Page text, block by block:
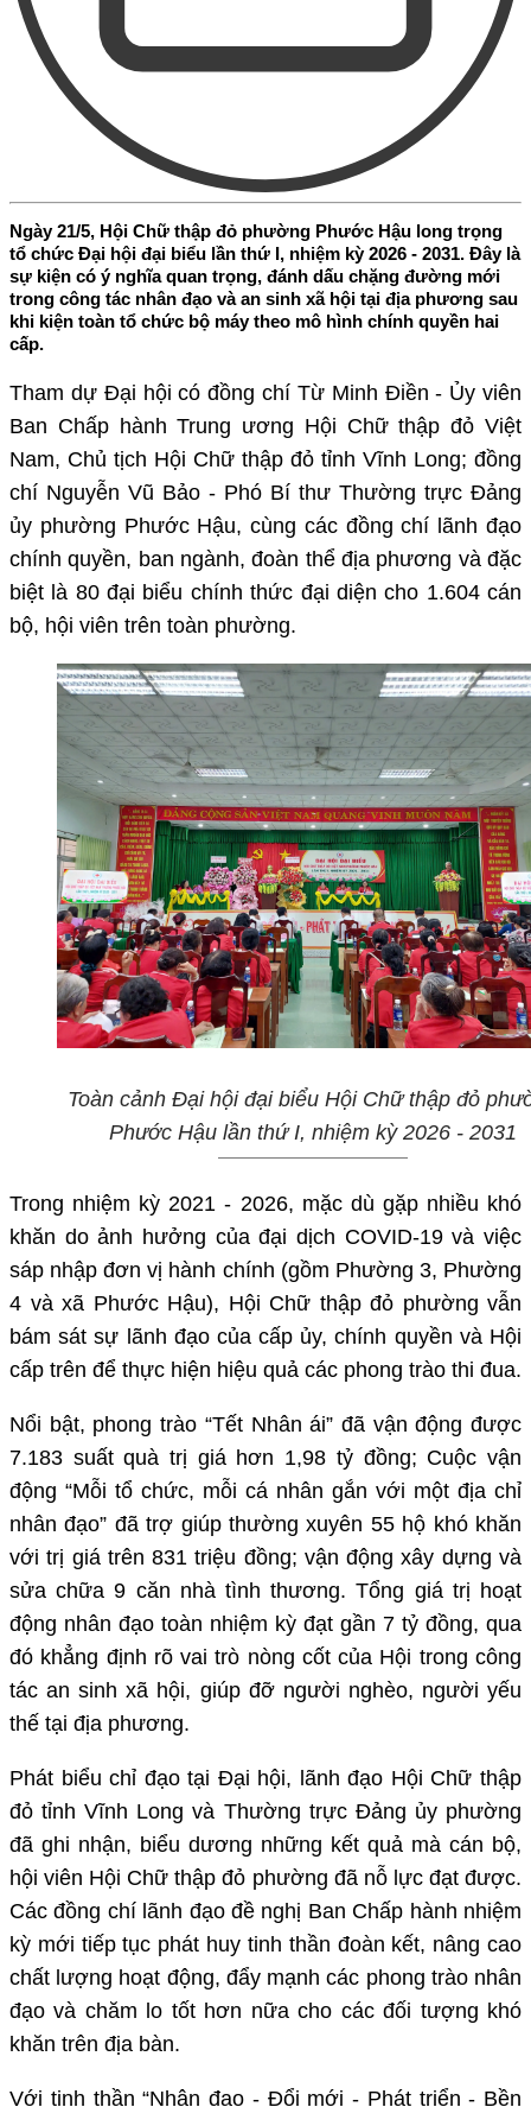
Ngày 21/5, Hội Chữ thập đỏ phường Phước Hậu long trọng
tổ chức Đại hội đại biểu lần thứ I, nhiệm kỳ 2026 - 2031. Đây là
sự kiện có ý nghĩa quan trọng, đánh dấu chặng đường mới
trong công tác nhân đạo và an sinh xã hội tại địa phương sau
khi kiện toàn tổ chức bộ máy theo mô hình chính quyền hai
cấp.
Tham dự Đại hội có đồng chí Từ Minh Điền - Ủy viên
Ban Chấp hành Trung ương Hội Chữ thập đỏ Việt
Nam, Chủ tịch Hội Chữ thập đỏ tỉnh Vĩnh Long; đồng
chí Nguyễn Vũ Bảo - Phó Bí thư Thường trực Đảng
ủy phường Phước Hậu, cùng các đồng chí lãnh đạo
chính quyền, ban ngành, đoàn thể địa phương và đặc
biệt là 80 đại biểu chính thức đại diện cho 1.604 cán
bộ, hội viên trên toàn phường.
Toàn cảnh Đại hội đại biểu Hội Chữ thập đỏ
Phước Hậu lần thứ I, nhiệm kỳ 2026 - 2031
Trong nhiệm kỳ 2021 - 2026, mặc dù gặp nhiều khó
khăn do ảnh hưởng của đại dịch COVID-19 và việc
sáp nhập đơn vị hành chính (gồm Phường 3, Phường
4 và xã Phước Hậu), Hội Chữ thập đỏ phường vẫn
bám sát sự lãnh đạo của cấp ủy, chính quyền và Hội
cấp trên để thực hiện hiệu quả các phong trào thi đua.
Nổi bật, phong trào “Tết Nhân ái” đã vận động được
7.183 suất quà trị giá hơn 1,98 tỷ đồng; Cuộc vận
động “Mỗi tổ chức, mỗi cá nhân gắn với một địa chỉ
nhân đạo” đã trợ giúp thường xuyên 55 hộ khó khăn
với trị giá trên 831 triệu đồng; vận động xây dựng và
sửa chữa 9 căn nhà tình thương. Tổng giá trị hoạt
động nhân đạo toàn nhiệm kỳ đạt gần 7 tỷ đồng, qua
đó khẳng định rõ vai trò nòng cốt của Hội trong công
tác an sinh xã hội, giúp đỡ người nghèo, người yếu
thế tại địa phương.
Phát biểu chỉ đạo tại Đại hội, lãnh đạo Hội Chữ thập
đỏ tỉnh Vĩnh Long và Thường trực Đảng ủy phường
đã ghi nhận, biểu dương những kết quả mà cán bộ,
hội viên Hội Chữ thập đỏ phường đã nỗ lực đạt được.
Các đồng chí lãnh đạo đề nghị Ban Chấp hành nhiệm
kỳ mới tiếp tục phát huy tinh thần đoàn kết, nâng cao
chất lượng hoạt động, đẩy mạnh các phong trào nhân
đạo và chăm lo tốt hơn nữa cho các đối tượng khó
khăn trên địa bàn.
Với tinh thần “Nhân đạo - Đổi mới - Phát triển - Bền